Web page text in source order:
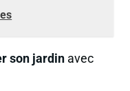
son jardin avec